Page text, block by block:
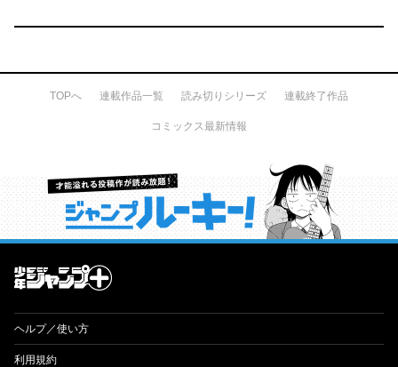
TOPへ 連載作品一覧 読み切りシリーズ 連載終了作品
コミックス最新情報
才能溢れる投稿作が読み放題！ ジャンプルーキー！
ヘルプ／使い方
利用規約